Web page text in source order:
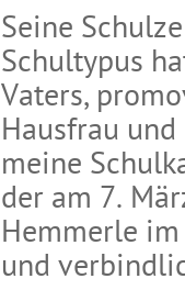
Seine
Schultypus
Vaters,
Hausfrau
meine
der am 7.
Hemmerle
und